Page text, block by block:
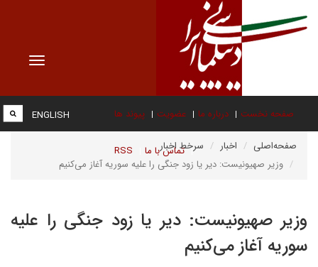
Toggle
صفحه نخست درباره ما عضویت پیوند ها
تماس با ما RSS
ENGLISH
صفحه‌اصلی اخبار
سرخط اخبار
وزیر صهیونیست: دیر یا زود جنگی را علیه سوریه آغاز می‌کنیم
وزیر صهیونیست: دیر یا زود جنگی را علیه
سوریه آغاز می‌کنیم